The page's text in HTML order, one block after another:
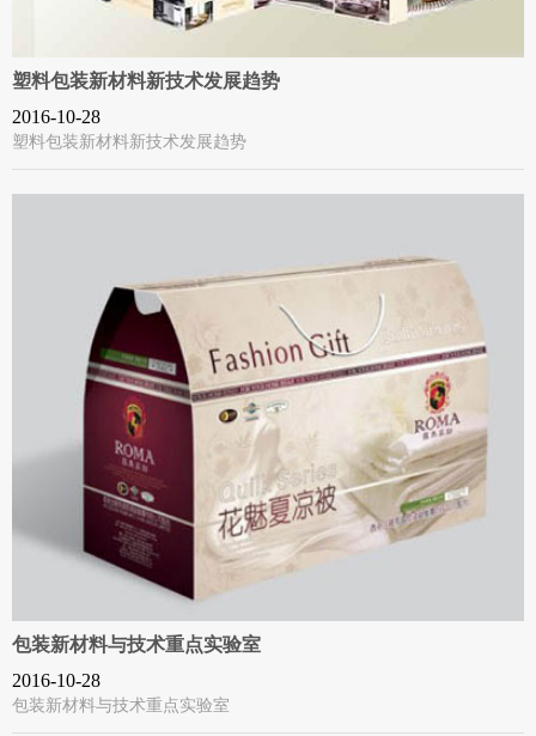
塑料包装新材料新技术发展趋势
2016-10-28
塑料包装新材料新技术发展趋势
包装新材料与技术重点实验室
2016-10-28
包装新材料与技术重点实验室